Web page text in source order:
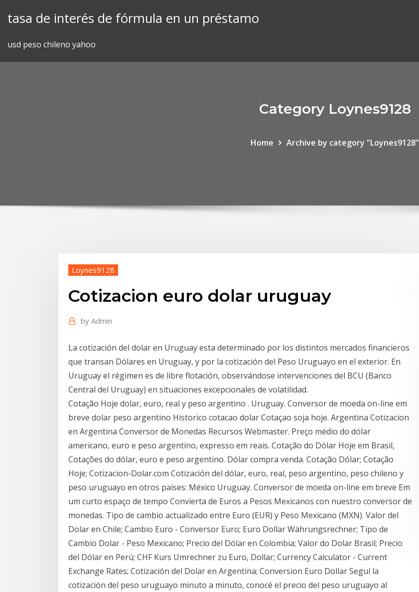
tasa de interés de fórmula en un préstamo
usd peso chileno yahoo
Category Loynes9128
Home Archive by category "Loynes9128"
Loynes9128
Cotizacion euro dolar uruguay
by Admin
La cotización del dolar en Uruguay esta determinado por los distintos mercados financieros
que transan Dólares en Uruguay, y por la cotización del Peso Uruguayo en el exterior. En
Uruguay el régimen es de libre flotación, observándose intervenciones del BCU (Banco
Central del Uruguay) en situaciones excepcionales de volatilidad.
Cotação Hoje dolar, euro, real y peso argentino . Uruguay. Conversor de moeda on-line em
breve dolar peso argentino Historico cotacao dolar Cotaçao soja hoje. Argentina Cotizacion
en Argentina Conversor de Monedas Recursos Webmaster. Preço médio do dólar
americano, euro e peso argentino, expresso em reais. Cotação do Dólar Hoje em Brasil,
Cotações do dólar, euro e peso argentino. Dólar compra venda. Cotação Dólar; Cotação
Hoje; Cotizacion-Dolar.com Cotización del dólar, euro, real, peso argentino, peso chileno y
peso uruguayo en otros países: México Uruguay. Conversor de moeda on-line em breve Em
um curto espaço de tempo Convierta de Euros a Pesos Mexicanos con nuestro conversor de
monedas. Tipo de cambio actualizado entre Euro (EUR) y Peso Mexicano (MXN). Valor del
Dolar en Chile; Cambio Euro - Conversor Euro; Euro Dollar Währungsrechner; Tipo de
Cambio Dolar - Peso Mexicano; Precio del Dólar en Colombia; Valor do Dolar Brasil; Precio
del Dólar en Perú; CHF Kurs Umrechner zu Euro, Dollar; Currency Calculator - Current
Exchange Rates; Cotización del Dolar en Argentina; Conversion Euro Dollar Seguí la
cotización del peso uruguayo minuto a minuto, conocé el precio del peso uruguayo al